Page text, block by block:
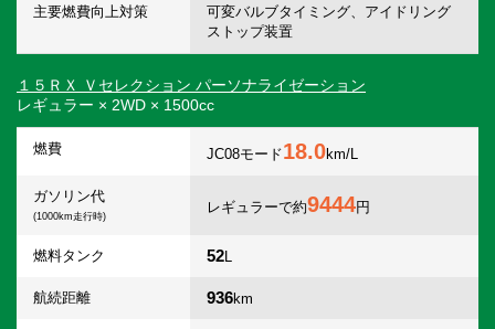
主要燃費向上対策
可変バルブタイミング、アイドリング
ストップ装置
１５ＲＸ Ｖセレクション パーソナライゼーション
レギュラー × 2WD × 1500cc
燃費 JC08モード18.0km/L
ガソリン代
(1000km走行時)
レギュラーで約9444円
燃料タンク 52L
航続距離 936km